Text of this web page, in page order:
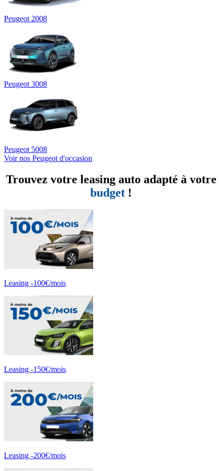
Peugeot 2008
Peugeot 3008
Peugeot 5008
Voir nos Peugeot d'occasion
Trouvez votre leasing auto adapté à votre
budget !
Leasing -100€/mois
Leasing -150€/mois
Leasing -200€/mois